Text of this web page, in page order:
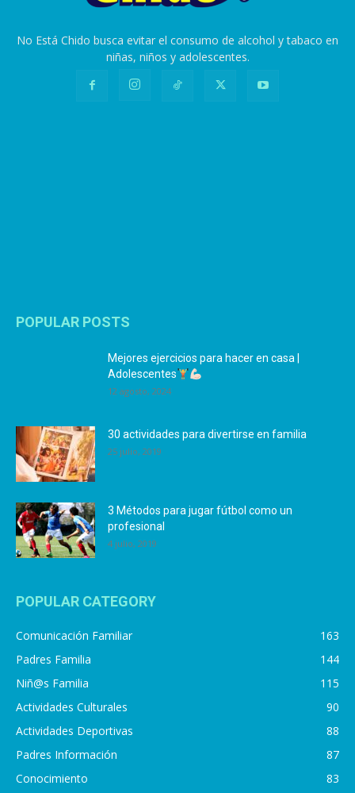
No Está Chido busca evitar el consumo de alcohol y tabaco en
niñas, niños y adolescentes.
POPULAR POSTS
Mejores ejercicios para hacer en casa |
Adolescentes
12 agosto, 2024
30 actividades para divertirse en familia
25 julio, 2019
3 Métodos para jugar fútbol como un
profesional
4 julio, 2019
POPULAR CATEGORY
Comunicación Familiar
163
Padres Familia
144
Niñ@s Familia
115
Actividades Culturales
90
Actividades Deportivas
88
Padres Información
87
Conocimiento
83